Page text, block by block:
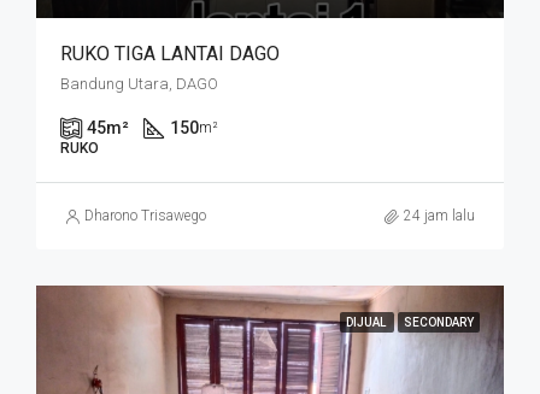
RUKO TIGA LANTAI DAGO
Bandung Utara, DAGO
45m² 150m²
RUKO
Dharono Trisawego 24 jam lalu
DIJUAL SECONDARY